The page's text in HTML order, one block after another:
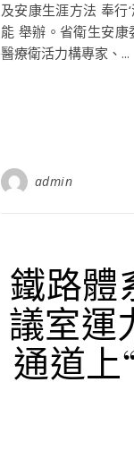
及安康生涯方法 奉行
能 舉辦。省衛生安
醫療衛活力構專家、...
admin
鐵路體
議室運
通道上